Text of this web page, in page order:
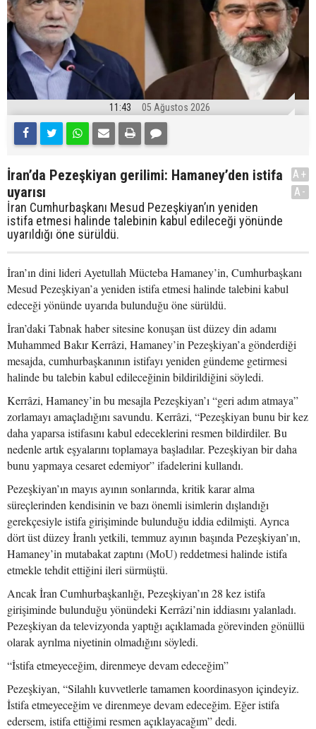
11:43 05 Ağustos 2026
İran’da Pezeşkiyan gerilimi: Hamaney’den istifa
uyarısı
İran Cumhurbaşkanı Mesud Pezeşkiyan’ın yeniden
istifa etmesi halinde talebinin kabul edileceği yönünde
uyarıldığı öne sürüldü.
A+
A-
İran’ın dini lideri Ayetullah Mücteba Hamaney’in, Cumhurbaşkanı
Mesud Pezeşkiyan’a yeniden istifa etmesi halinde talebini kabul
edeceği yönünde uyarıda bulunduğu öne sürüldü.
İran’daki Tabnak haber sitesine konuşan üst düzey din adamı
Muhammed Bakır Kerrâzi, Hamaney’in Pezeşkiyan’a gönderdiği
mesajda, cumhurbaşkanının istifayı yeniden gündeme getirmesi
halinde bu talebin kabul edileceğinin bildirildiğini söyledi.
Kerrâzi, Hamaney’in bu mesajla Pezeşkiyan’ı “geri adım atmaya”
zorlamayı amaçladığını savundu. Kerrâzi, “Pezeşkiyan bunu bir kez
daha yaparsa istifasını kabul edeceklerini resmen bildirdiler. Bu
nedenle artık eşyalarını toplamaya başladılar. Pezeşkiyan bir daha
bunu yapmaya cesaret edemiyor” ifadelerini kullandı.
Pezeşkiyan’ın mayıs ayının sonlarında, kritik karar alma
süreçlerinden kendisinin ve bazı önemli isimlerin dışlandığı
gerekçesiyle istifa girişiminde bulunduğu iddia edilmişti. Ayrıca
dört üst düzey İranlı yetkili, temmuz ayının başında Pezeşkiyan’ın,
Hamaney’in mutabakat zaptını (MoU) reddetmesi halinde istifa
etmekle tehdit ettiğini ileri sürmüştü.
Ancak İran Cumhurbaşkanlığı, Pezeşkiyan’ın 28 kez istifa
girişiminde bulunduğu yönündeki Kerrâzi’nin iddiasını yalanladı.
Pezeşkiyan da televizyonda yaptığı açıklamada görevinden gönüllü
olarak ayrılma niyetinin olmadığını söyledi.
“İstifa etmeyeceğim, direnmeye devam edeceğim”
Pezeşkiyan, “Silahlı kuvvetlerle tamamen koordinasyon içindeyiz.
İstifa etmeyeceğim ve direnmeye devam edeceğim. Eğer istifa
edersem, istifa ettiğimi resmen açıklayacağım” dedi.